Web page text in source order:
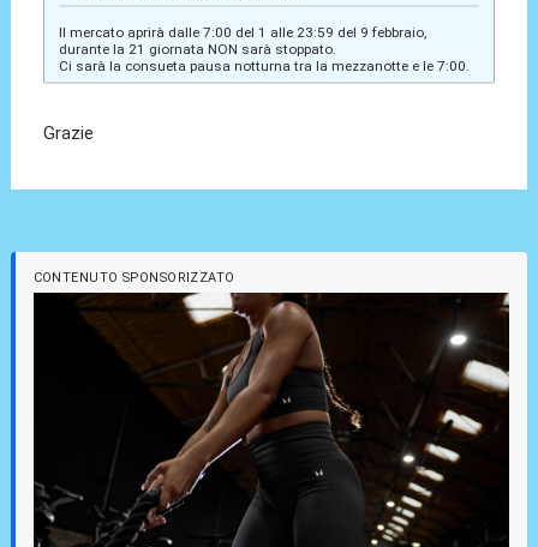
Il mercato aprirà dalle 7:00 del 1 alle 23:59 del 9 febbraio,
durante la 21 giornata NON sarà stoppato.
Ci sarà la consueta pausa notturna tra la mezzanotte e le 7:00.
Grazie
CONTENUTO SPONSORIZZATO